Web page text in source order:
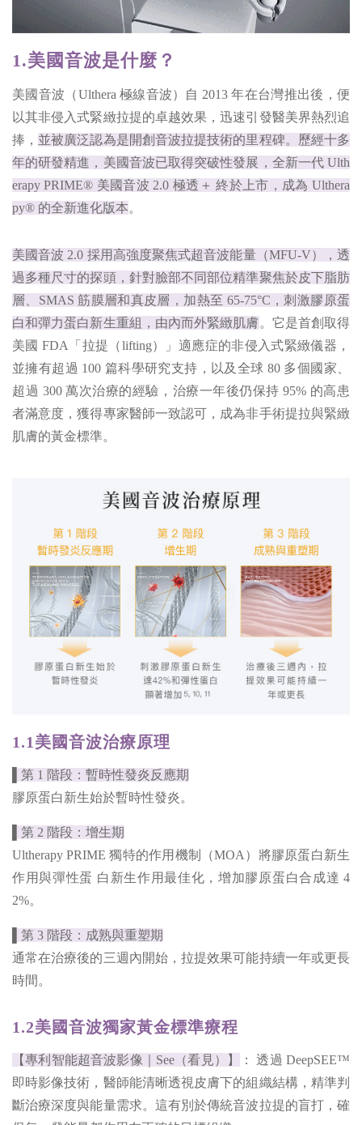
1.美國音波是什麼？
美國音波（Ulthera 極線音波）自 2013 年在台灣推出後，便
以其非侵入式緊緻拉提的卓越效果，迅速引發醫美界熱烈追
捧， 並被廣泛認為是開創音波拉提技術的里程碑。歷經十多
年的研發精進，美國音波已取得突破性發展，全新一代 Ulth
erapy PRIME® 美國音波 2.0 極透＋ 終於上市，成為 Ulthera
py® 的全新進化版本。
美國音波 2.0 採用高強度聚焦式超音波能量（MFU-V），透
過多種尺寸的探頭，針對臉部不同部位精準聚焦於皮下脂肪
層、SMAS 筋膜層和真皮層，加熱至 65-75°C，刺激膠原蛋
白和彈力蛋白新生重組，由內而外緊緻肌膚 。它是首創取得
美國 FDA「拉提（lifting）」適應症的非侵入式緊緻儀器，
並擁有超過 100 篇科學研究支持，以及全球 80 多個國家、
超過 300 萬次治療的經驗，治療一年後仍保持 95% 的高患
者滿意度，獲得專家醫師一致認可，成為非手術提拉與緊緻
肌膚的黃金標準。
1.1美國音波治療原理
▌第 1 階段：暫時性發炎反應期
膠原蛋白新生始於暫時性發炎。
▌第 2 階段：增生期
Ultherapy PRIME 獨特的作用機制（MOA）將膠原蛋白新生
作用與彈性蛋 白新生作用最佳化，增加膠原蛋白合成達 4
2%。
▌第 3 階段：成熟與重塑期
通常在治療後的三週內開始，拉提效果可能持續一年或更長
時間。
1.2美國音波獨家黃金標準療程
【專利智能超音波影像｜See（看見）】
： 透過 DeepSEE™
即時影像技術，醫師能清晰透視皮膚下的組織結構，精準判
斷治療深度與能量需求。這有別於傳統音波拉提的盲打，確